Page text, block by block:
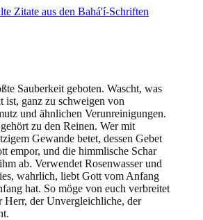
Zitate aus den Bahá'í-Schriften
Sauberkeit geboten. Wascht, was
ist, ganz zu schweigen von
und ähnlichen Verunreinigungen.
zu den Reinen. Wer mit
Gewande betet, dessen Gebet
empor, und die himmlische Schar
ab. Verwendet Rosenwasser und
wahrlich, liebt Gott vom Anfang
hat. So möge von euch verbreitet
Herr, der Unvergleichliche, der